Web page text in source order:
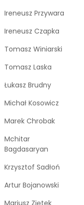
Ireneusz Przywara
Ireneusz Czapka
Tomasz Winiarski
Tomasz Laska
Łukasz Brudny
Michał Kosowicz
Marek Chrobak
Mchitar
Bagdasaryan
Krzysztof Sadłoń
Artur Bojanowski